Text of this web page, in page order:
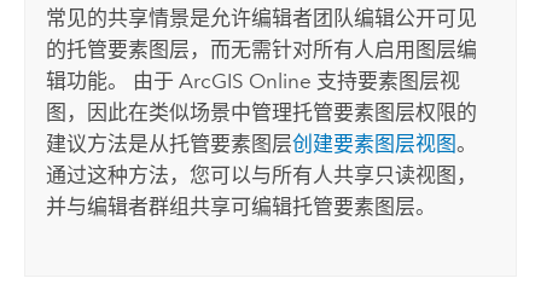
常见的共享情景是允许编辑者团队编辑公开可见
的托管要素图层，而无需针对所有人启用图层编
辑功能。 由于ArcGIS Online 支持要素图层视
图，因此在类似场景中管理托管要素图层权限的
建议方法是从托管要素图层创建要素图层视图。
通过这种方法，您可以与所有人共享只读视图，
并与编辑者群组共享可编辑托管要素图层。